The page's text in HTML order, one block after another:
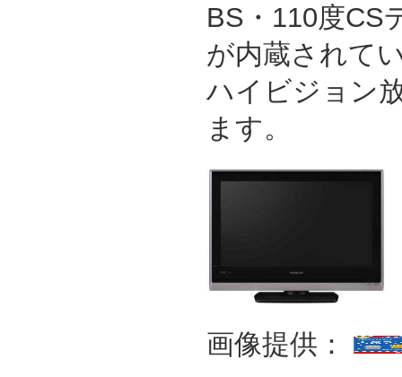
BS・110度CS
が内蔵されて
ハイビジョン
ます。
画像提供：